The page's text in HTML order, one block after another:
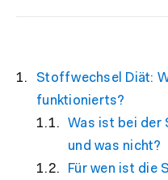
Stoffwechsel Diät:
funktionierts?
Was ist bei der
und was nicht?
Für wen ist die